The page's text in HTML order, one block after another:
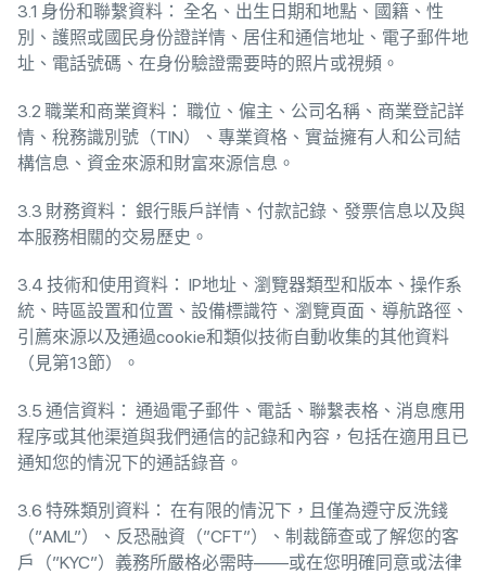
3.1 身份和聯繫資料： 全名、出生日期和地點、國籍、性
別、護照或國民身份證詳情、居住和通信地址、電子郵件地
址、電話號碼、在身份驗證需要時的照片或視頻。
3.2 職業和商業資料： 職位、僱主、公司名稱、商業登記詳
情、稅務識別號（TIN）、專業資格、實益擁有人和公司結
構信息、資金來源和財富來源信息。
3.3 財務資料： 銀行賬戶詳情、付款記錄、發票信息以及與
本服務相關的交易歷史。
3.4 技術和使用資料： IP地址、瀏覽器類型和版本、操作系
統、時區設置和位置、設備標識符、瀏覽頁面、導航路徑、
引薦來源以及通過cookie和類似技術自動收集的其他資料
（見第13節）。
3.5 通信資料： 通過電子郵件、電話、聯繫表格、消息應用
程序或其他渠道與我們通信的記錄和內容，包括在適用且已
通知您的情況下的通話錄音。
3.6 特殊類別資料： 在有限的情況下，且僅為遵守反洗錢
（”AML”）、反恐融資（”CFT”）、制裁篩查或了解您的客
戶（”KYC”）義務所嚴格必需時——或在您明確同意或法律